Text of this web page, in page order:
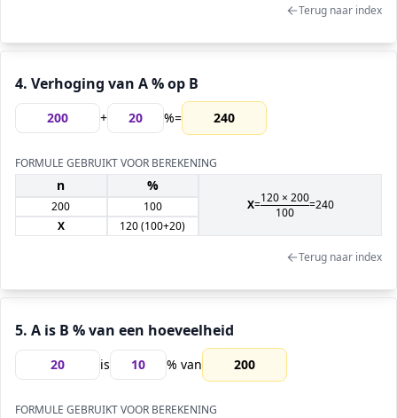
Terug naar index
4. Verhoging van A % op B
+ %= 240
FORMULE GEBRUIKT VOOR BEREKENING
n %
200
100
X
120(100+20)
X=120× 200
100
=240
Terug naar index
5. A is B % van een hoeveelheid
is % van 200
FORMULE GEBRUIKT VOOR BEREKENING